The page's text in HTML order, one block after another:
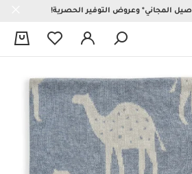
المجاني* وعروض التوفير الحصرية!